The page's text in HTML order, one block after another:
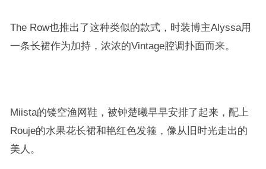
The Row也推出了这种类似的款式，时装博主Alyssa用
一条长裙作为加持，浓浓的Vintage腔调扑面而来。
Miista的镂空渔网鞋，被钟楚曦早早安排了起来，配上
Rouje的水果花长裙和艳红色发箍，像从旧时光走出的
美人。